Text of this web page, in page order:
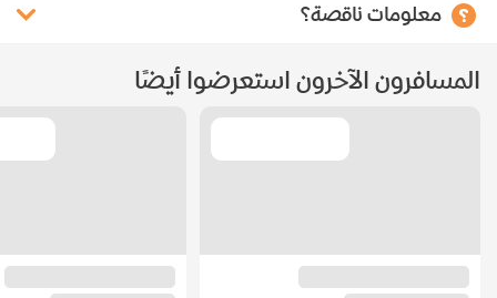
معلومات ناقصة؟
المسافرون الآخرون استعرضوا أيضًا